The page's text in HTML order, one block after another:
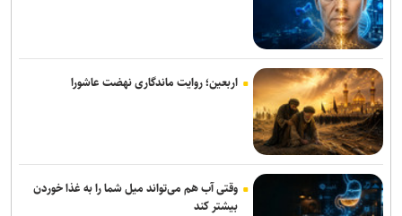
اربعین؛ روایت ماندگاری نهضت عاشورا
وقتی آب هم می‌تواند میل شما را به غذا خوردن
بیشتر کند